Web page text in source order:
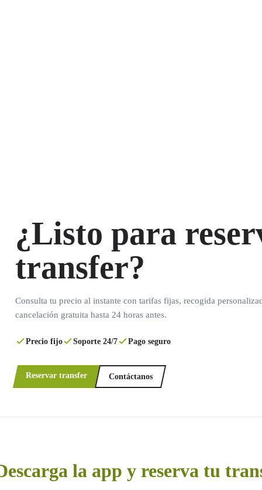
¿Listo para
transfer?
Consulta tu precio al instante con tarifas fijas, recogida
cancelación gratuita hasta 24 horas antes.
Precio fijo Soporte 24/7 Pago seguro
Reservar transfer Contáctanos
la app y reserva tu